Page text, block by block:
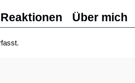
Reaktionen Über mich